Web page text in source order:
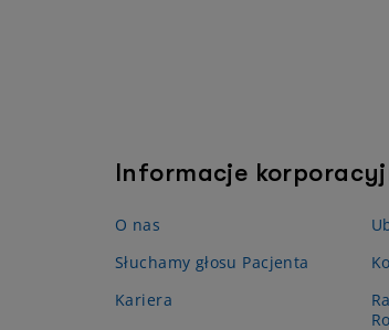
Informacje
O nas
Słuchamy głosu Pacjenta
Kariera